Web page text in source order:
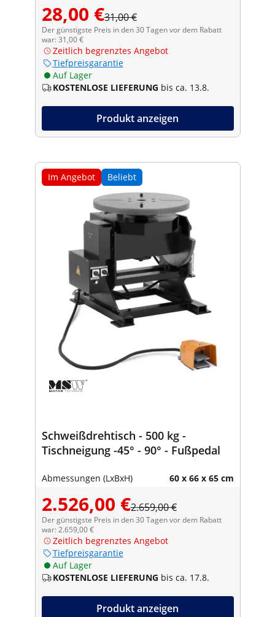
28,00 €31,00 €
Der günstigste Preis in den 30 Tagen vor dem Rabatt
war: 31,00 €
Zeitlich begrenztes Angebot
Tiefpreisgarantie
Auf Lager
KOSTENLOSE LIEFERUNG bis ca. 13.8.
Produkt anzeigen
Im Angebot Beliebt
Schweißdrehtisch - 500 kg -
Tischneigung -45° - 90° - Fußpedal
Abmessungen (LxBxH) 60 x 66 x 65 cm
2.526,00 €2.659,00 €
Der günstigste Preis in den 30 Tagen vor dem Rabatt
war: 2.659,00 €
Zeitlich begrenztes Angebot
Tiefpreisgarantie
Auf Lager
KOSTENLOSE LIEFERUNG bis ca. 17.8.
Produkt anzeigen